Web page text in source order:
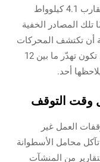
أو أفضل، بينما تستهلك الأنظمة الأقدم ما يقارب 4.1 كيلوواط
المصادر الخفية
أن تكتشف المحركات
الزائدة الحمل في وحدات التموج والتي قد تكون تهدّر ما بين 12
وقت التوقف
العمل غير
اكتشاف تآكل محامل الأسطوانة
من المنشآت